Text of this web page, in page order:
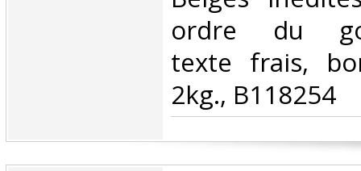
ordre du
texte frais,
2kg., B118254‎